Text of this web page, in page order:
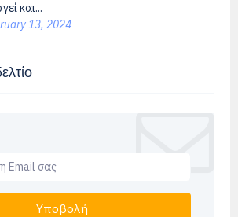
και...
13, 2024
Υποβολή